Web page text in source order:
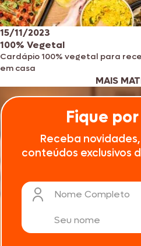
15/11/2023
100% Vegetal
Cardápio 100% vegetal para
em casa
MAIS
Fique
Receba
conteúdos exclusivos
Nome Completo